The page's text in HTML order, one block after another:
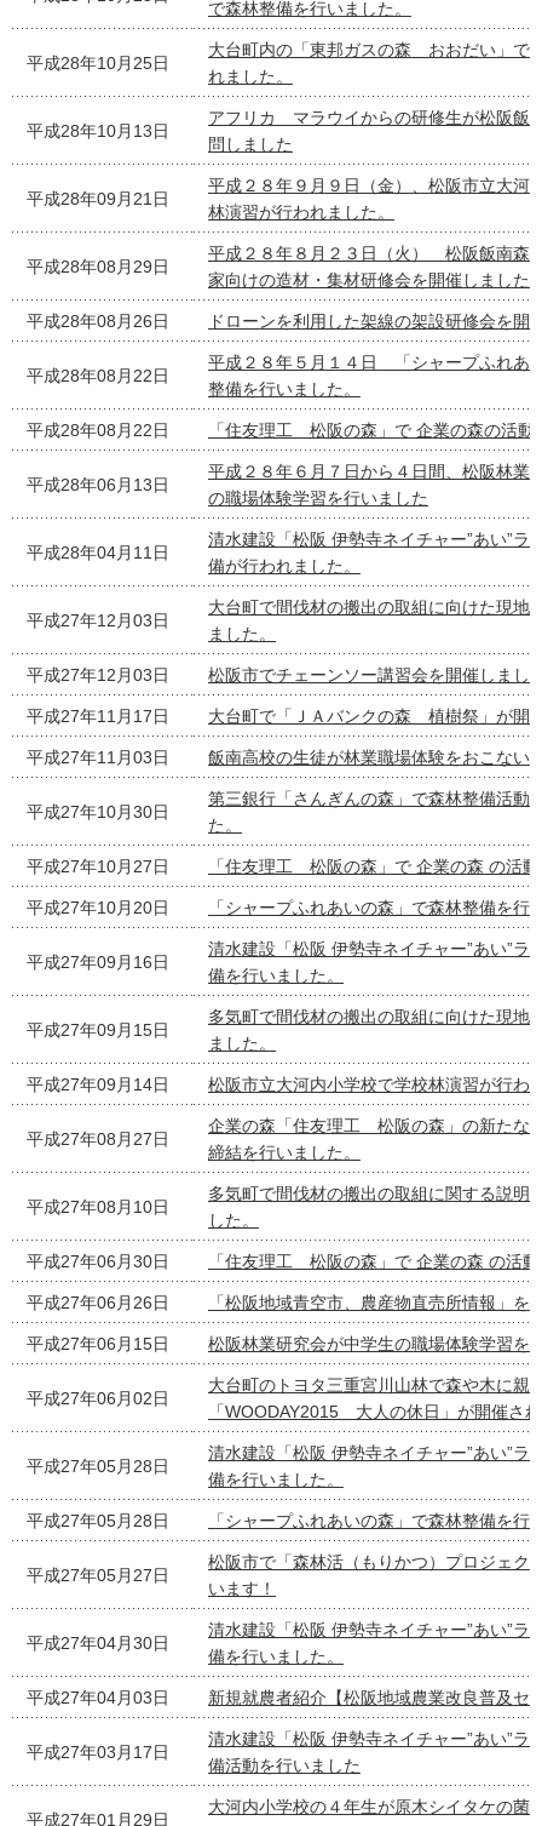
で森林整備を行いました。
平成28年10月25日
大台町内の「東邦ガスの森 おおだい」で
れました。
平成28年10月13日
アフリカ マラウイからの研修生が松阪飯
問しました
平成28年09月21日
平成２８年９月９日（金）、松阪市立大河
林演習が行われました。
平成28年08月29日
平成２８年８月２３日（火） 松阪飯南森
家向けの造材・集材研修会を開催しました
平成28年08月26日 ドローンを利用した架線の架設研修会を開
平成28年08月22日
平成２８年５月１４日 「シャープふれあ
整備を行いました。
平成28年08月22日 「住友理工 松阪の森」で 企業の森の活動
平成28年06月13日
平成２８年６月７日から４日間、松阪林業
の職場体験学習を行いました
平成28年04月11日
清水建設「松阪 伊勢寺ネイチャー”あい”ラ
備が行われました。
平成27年12月03日
大台町で間伐材の搬出の取組に向けた現地
ました。
平成27年12月03日 松阪市でチェーンソー講習会を開催しまし
平成27年11月17日 大台町で「ＪＡバンクの森 植樹祭」が開
平成27年11月03日 飯南高校の生徒が林業職場体験をおこない
平成27年10月30日
第三銀行「さんぎんの森」で森林整備活動
た。
平成27年10月27日 「住友理工 松阪の森」で 企業の森 の活
平成27年10月20日 「シャープふれあいの森」で森林整備を行
平成27年09月16日
清水建設「松阪 伊勢寺ネイチャー”あい”ラ
備を行いました。
平成27年09月15日
多気町で間伐材の搬出の取組に向けた現地
ました。
平成27年09月14日 松阪市立大河内小学校で学校林演習が行わ
平成27年08月27日
企業の森「住友理工 松阪の森」の新たな
締結を行いました。
平成27年08月10日
多気町で間伐材の搬出の取組に関する説明
した。
平成27年06月30日 「住友理工 松阪の森」で 企業の森 の活
平成27年06月26日 「松阪地域青空市、農産物直売所情報」を
平成27年06月15日 松阪林業研究会が中学生の職場体験学習を
平成27年06月02日
大台町のトヨタ三重宮川山林で森や木に親
「WOODAY2015 大人の休日」が開催さ
平成27年05月28日
清水建設「松阪 伊勢寺ネイチャー”あい”ラ
備を行いました。
平成27年05月28日 「シャープふれあいの森」で森林整備を行
平成27年05月27日
松阪市で「森林活（もりかつ）プロジェク
います！
平成27年04月30日
清水建設「松阪 伊勢寺ネイチャー”あい”ラ
備を行いました。
平成27年04月03日 新規就農者紹介【松阪地域農業改良普及セ
平成27年03月17日
清水建設「松阪 伊勢寺ネイチャー”あい”ラ
備活動を行いました
平成27年01月29日
大河内小学校の４年生が原木シイタケの菌